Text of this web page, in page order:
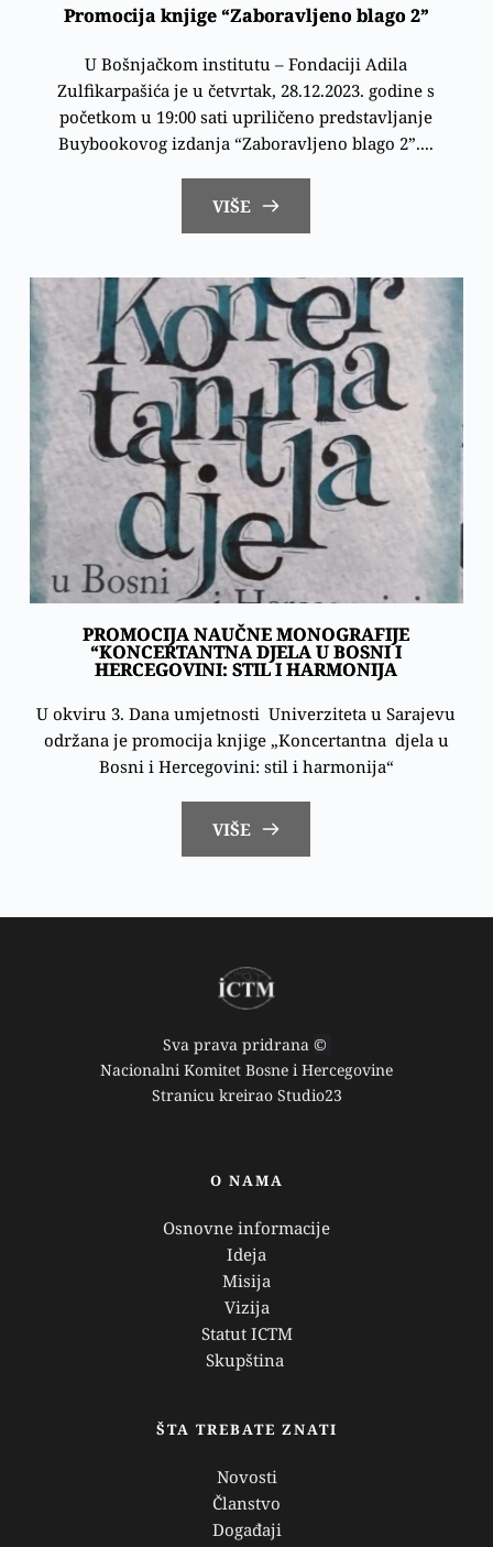
Promocija knjige “Zaboravljeno blago 2”
U Bošnjačkom institutu – Fondaciji Adila
Zulfikarpašića je u četvrtak, 28.12.2023. godine s
početkom u 19:00 sati upriličeno predstavljanje
Buybookovog izdanja “Zaboravljeno blago 2”....
VIŠE
PROMOCIJA NAUČNE MONOGRAFIJE
“KONCERTANTNA DJELA U BOSNI I
HERCEGOVINI: STIL I HARMONIJA
U okviru 3. Dana umjetnosti Univerziteta u Sarajevu
održana je promocija knjige „Koncertantna djela u
Bosni i Hercegovini: stil i harmonija“
VIŠE
Sva prava pridrana ©
Nacionalni Komitet Bosne i Hercegovine
Stranicu kreirao Studio23
O NAMA
Osnovne informacije
Ideja
Misija
Vizija
Statut ICTM
Skupština
ŠTA TREBATE ZNATI
Novosti
Članstvo
Događaji